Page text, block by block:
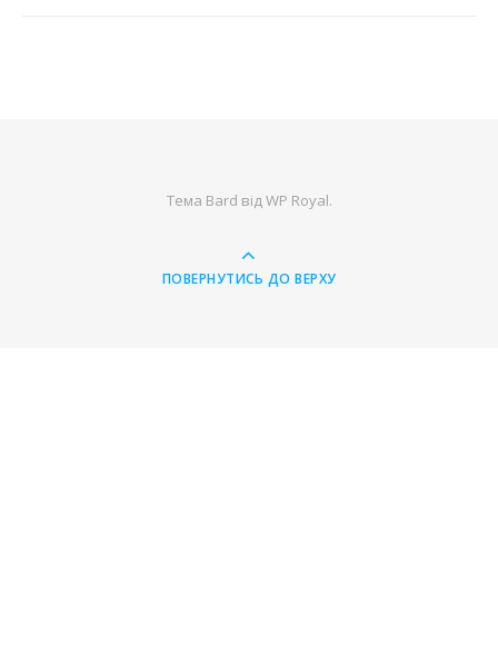
Тема Bard відWP Royal.
ПОВЕРНУТИСЬ ДО ВЕРХУ